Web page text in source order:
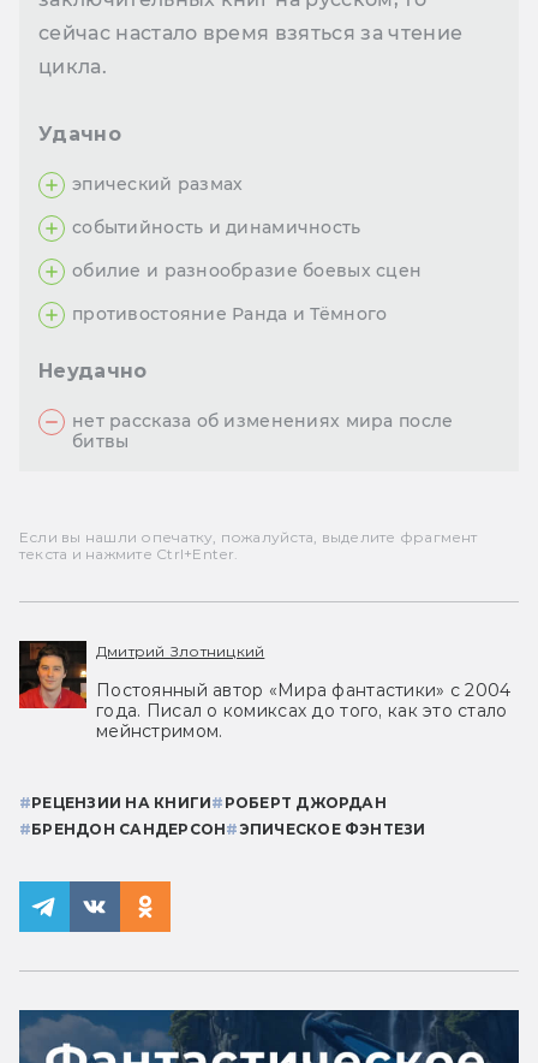
сейчас настало время взяться за чтение
цикла.
Удачно
эпический размах
событийность и динамичность
обилие и разнообразие боевых сцен
противостояние Ранда и Тёмного
Неудачно
нет рассказа об изменениях мира после
битвы
Если вы нашли опечатку, пожалуйста, выделите фрагмент
текста и нажмите Ctrl+Enter.
Дмитрий Злотницкий
Постоянный автор «Мира фантастики» с 2004
года. Писал о комиксах до того, как это стало
мейнстримом.
#РЕЦЕНЗИИ НА КНИГИ# РОБЕРТ ДЖОРДАН
#БРЕНДОН САНДЕРСОН#ЭПИЧЕСКОЕ ФЭНТЕЗИ